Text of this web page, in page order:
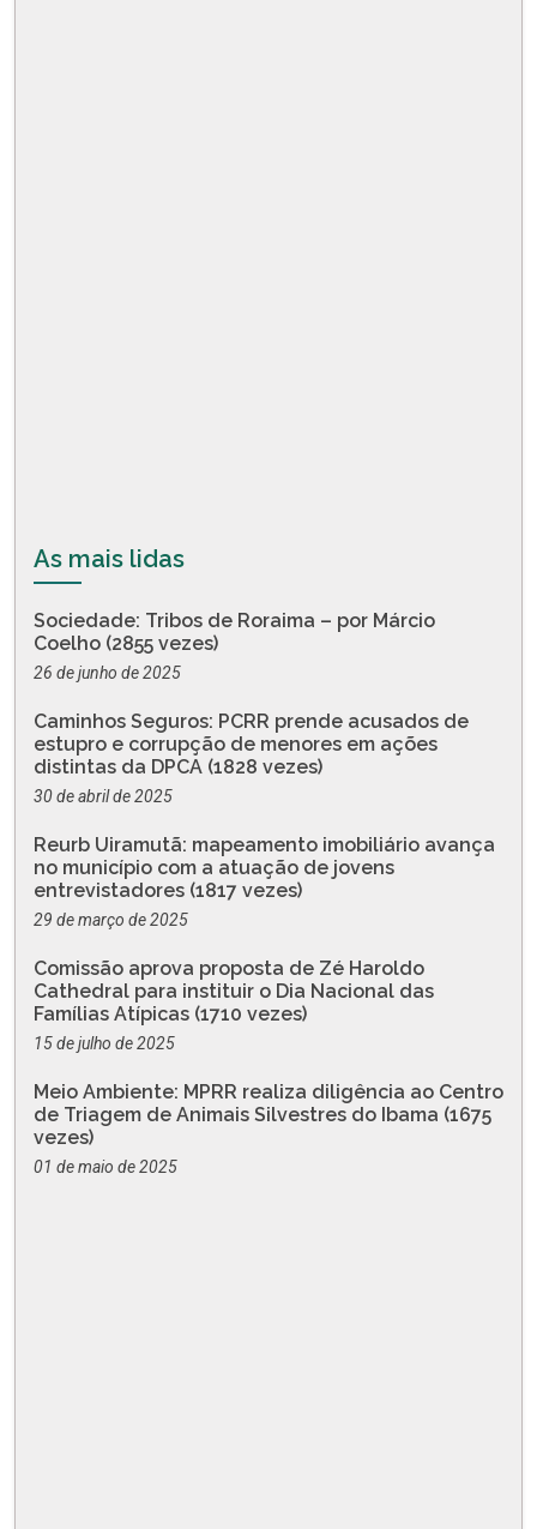
As mais lidas
Sociedade: Tribos de Roraima – por Márcio
Coelho (2855 vezes)
26 de junho de 2025
Caminhos Seguros: PCRR prende acusados de
estupro e corrupção de menores em ações
distintas da DPCA (1828 vezes)
30 de abril de 2025
Reurb Uiramutã: mapeamento imobiliário avança
no município com a atuação de jovens
entrevistadores (1817 vezes)
29 de março de 2025
Comissão aprova proposta de Zé Haroldo
Cathedral para instituir o Dia Nacional das
Famílias Atípicas (1710 vezes)
15 de julho de 2025
Meio Ambiente: MPRR realiza diligência ao Centro
de Triagem de Animais Silvestres do Ibama (1675
vezes)
01 de maio de 2025